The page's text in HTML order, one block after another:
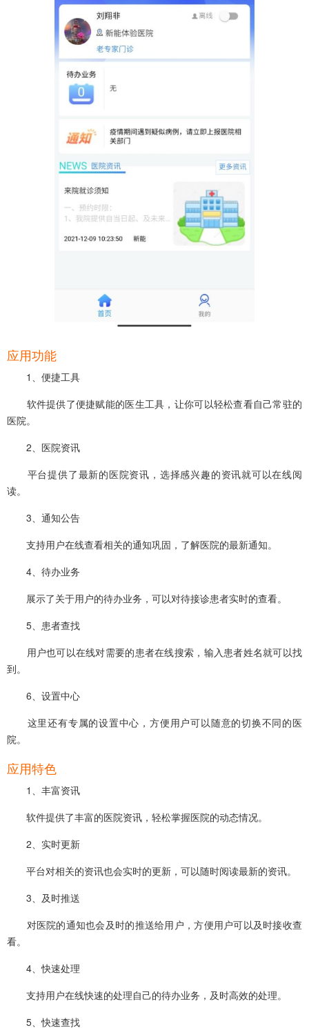
应用功能
1、便捷工具
软件提供了便捷赋能的医生工具，让你可以轻松查看自己常驻的
医院。
2、医院资讯
平台提供了最新的医院资讯，选择感兴趣的资讯就可以在线阅
读。
3、通知公告
支持用户在线查看相关的通知巩固，了解医院的最新通知。
4、待办业务
展示了关于用户的待办业务，可以对待接诊患者实时的查看。
5、患者查找
用户也可以在线对需要的患者在线搜索，输入患者姓名就可以找
到。
6、设置中心
这里还有专属的设置中心，方便用户可以随意的切换不同的医
院。
应用特色
1、丰富资讯
软件提供了丰富的医院资讯，轻松掌握医院的动态情况。
2、实时更新
平台对相关的资讯也会实时的更新，可以随时阅读最新的资讯。
3、及时推送
对医院的通知也会及时的推送给用户，方便用户可以及时接收查
看。
4、快速处理
支持用户在线快速的处理自己的待办业务，及时高效的处理。
5、快速查找